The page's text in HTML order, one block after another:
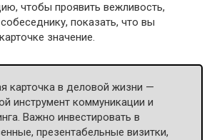
чтобы проявить вежливость,
показать, что вы
значение.
карточка в деловой жизни —
инструмент коммуникации и
Важно инвестировать в
презентабельные визитки,